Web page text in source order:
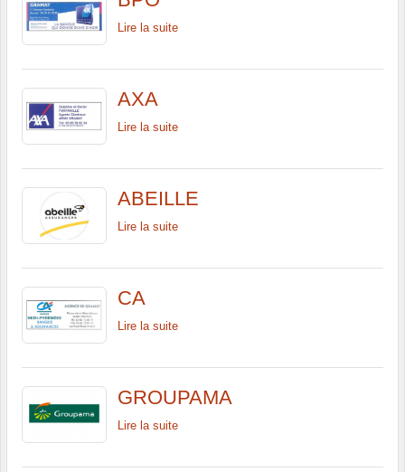
Lire la suite
AXA
Lire la suite
ABEILLE
Lire la suite
CA
Lire la suite
GROUPAMA
Lire la suite